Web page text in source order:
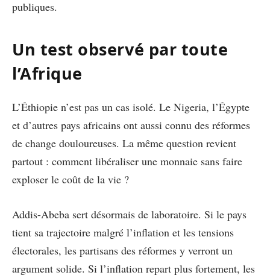
publiques.
Un test observé par toute
l’Afrique
L’Éthiopie n’est pas un cas isolé. Le Nigeria, l’Égypte
et d’autres pays africains ont aussi connu des réformes
de change douloureuses. La même question revient
partout : comment libéraliser une monnaie sans faire
exploser le coût de la vie ?
Addis-Abeba sert désormais de laboratoire. Si le pays
tient sa trajectoire malgré l’inflation et les tensions
électorales, les partisans des réformes y verront un
argument solide. Si l’inflation repart plus fortement, les